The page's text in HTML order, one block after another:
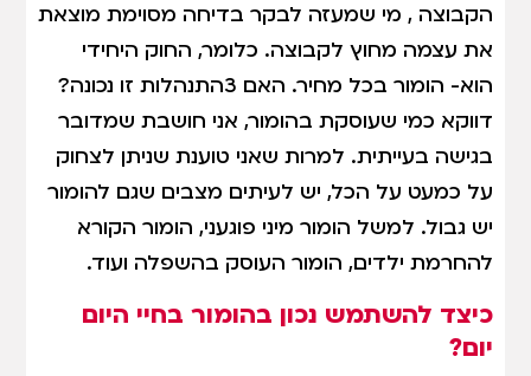
הקבוצה , מי שמעזה לבקר בדיחה מסוימת מוצאת
את עצמה מחוץ לקבוצה. כלומר, החוק היחידי
הוא- הומור בכל מחיר. האם 3התנהלות זו נכונה?
דווקא כמי שעוסקת בהומור, אני חושבת שמדובר
בגישה בעייתית. למרות שאני טוענת שניתן לצחוק
על כמעט על הכל, יש לעיתים מצבים שגם להומור
יש גבול. למשל הומור מיני פוגעני, הומור הקורא
להחרמת ילדים, הומור העוסק בהשפלה ועוד.
כיצד להשתמש נכון בהומור בחיי היום
יום?